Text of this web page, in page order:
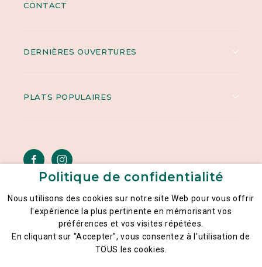
CONTACT
DERNIÈRES OUVERTURES
PLATS POPULAIRES
Mentions légales
Politique générale de la confidentialité des données
Politique de confidentialité
Nous utilisons des cookies sur notre site Web pour vous offrir
l'expérience la plus pertinente en mémorisant vos
préférences et vos visites répétées.
En cliquant sur "Accepter", vous consentez à l'utilisation de
TOUS les cookies.